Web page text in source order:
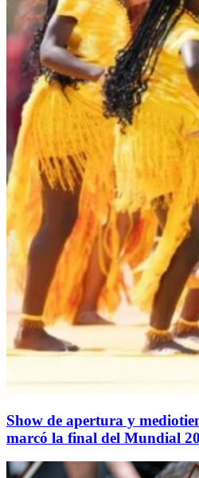
Show de apertura y
marcó la final del Mundial